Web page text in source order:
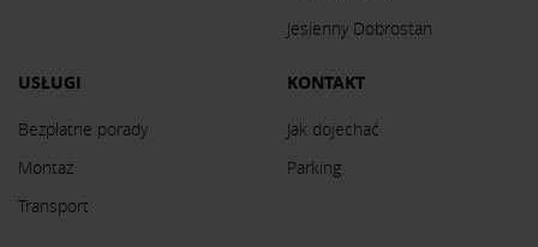
Jesienny Dobrostan
USŁUGI
Bezpłatne porady
Montaż
Transport
KONTAKT
Jak dojechać
Parking